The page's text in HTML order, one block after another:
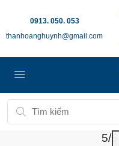
0913. 050. 053
thanhoanghuynh@gmail.com
5/5